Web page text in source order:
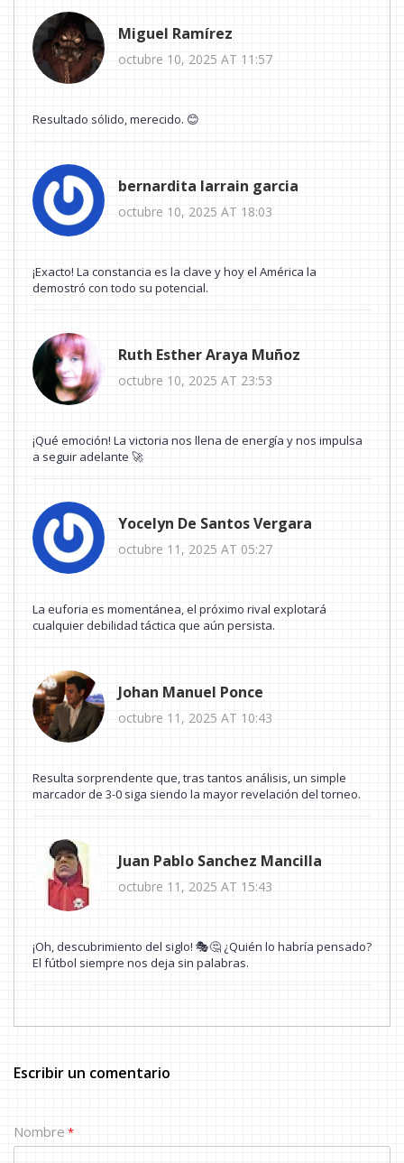
Miguel Ramírez
octubre 10, 2025 AT 11:57
Resultado sólido, merecido. 😊
bernardita larrain garcia
octubre 10, 2025 AT 18:03
¡Exacto! La constancia es la clave y hoy el América la
demostró con todo su potencial.
Ruth Esther Araya Muñoz
octubre 10, 2025 AT 23:53
¡Qué emoción! La victoria nos llena de energía y nos impulsa
a seguir adelante 🚀
Yocelyn De Santos Vergara
octubre 11, 2025 AT 05:27
La euforia es momentánea, el próximo rival explotará
cualquier debilidad táctica que aún persista.
Johan Manuel Ponce
octubre 11, 2025 AT 10:43
Resulta sorprendente que, tras tantos análisis, un simple
marcador de 3-0 siga siendo la mayor revelación del torneo.
Juan Pablo Sanchez Mancilla
octubre 11, 2025 AT 15:43
¡Oh, descubrimiento del siglo! 🎭🤔 ¿Quién lo habría pensado?
El fútbol siempre nos deja sin palabras.
Escribir un comentario
Nombre *